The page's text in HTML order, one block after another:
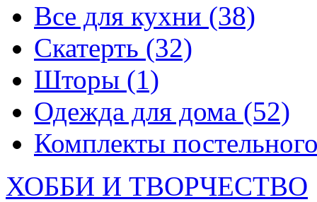
Все для кухни (38)
Скатерть (32)
Шторы (1)
Одежда для дома (52)
Комплекты
ХОББИ И ТВОРЧЕСТВО